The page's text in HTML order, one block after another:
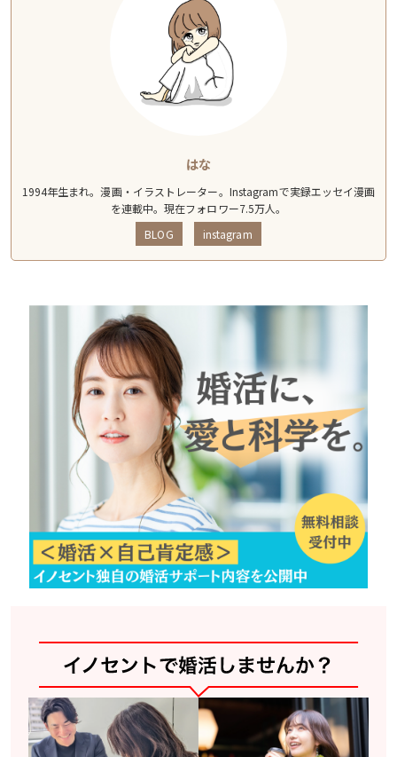
はな
1994年生まれ。漫画・イラストレーター。Instagramで実録エッセイ漫画
を連載中。現在フォロワー7.5万人。
BLOG
instagram